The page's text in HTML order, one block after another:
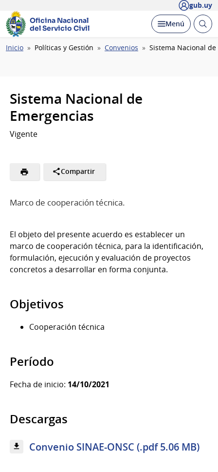
gub.uy
Oficina Nacional
del Servicio Civil
Desplegar
Menú Abrir
Ruta
Inicio Políticas y Gestión Convenios Sistema Nacional
Sistema Nacional de
Emergencias
Vigente
Compartir
Marco de cooperación técnica.
El objeto del presente acuerdo es establecer un
marco de cooperación técnica, para la identificación,
formulación, ejecución y evaluación de proyectos
concretos a desarrollar en forma conjunta.
Objetivos
Cooperación técnica
Período
Fecha de inicio: 14/10/2021
Descargas
Convenio SINAE-ONSC (.pdf 5.06 MB)